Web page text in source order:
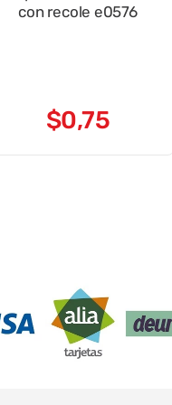
con recole e0576
$0,75